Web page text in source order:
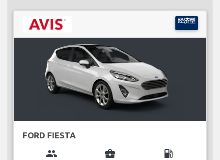
经济型
FORD FIESTA
group business_center local_gas_station